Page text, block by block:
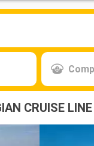
CRUISE LINE